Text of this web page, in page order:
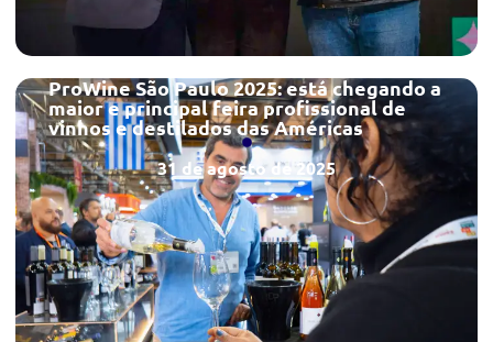
ProWine São Paulo 2025: está chegando a
maior e principal feira profissional de
vinhos e destilados das Américas
31 de agosto de 2025